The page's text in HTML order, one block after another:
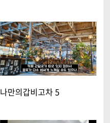
나만의갑비고차 5